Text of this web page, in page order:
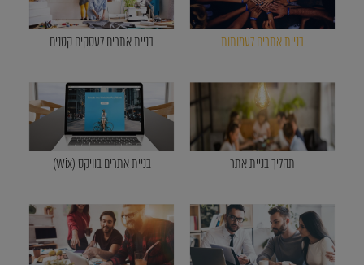
בניית אתרים לעמותות בניית אתרים לעסקים קטנים
תהליך בניית אתר בניית אתרים בוויקס (Wix)